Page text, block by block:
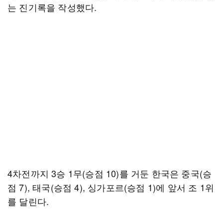
는 진기록을 작성했다.
4차전까지 3승 1무(승점 10)를 거둔 한국은 중국(승
점 7), 태국(승점 4), 싱가포르(승점 1)에 앞서 조 1위
를 달린다.